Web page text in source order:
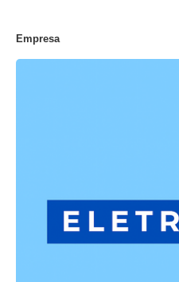
Empresa